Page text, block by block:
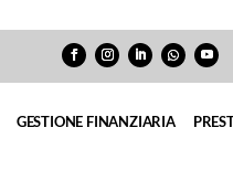
GESTIONE FINANZIARIA